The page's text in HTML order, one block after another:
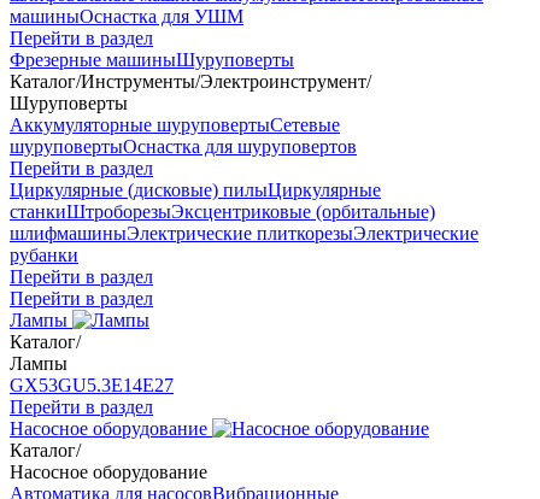
машиныОснастка для УШМ
Перейти в раздел
Фрезерные машиныШуруповерты
Каталог/Инструменты/Электроинструмент/
Шуруповерты
Аккумуляторные шуруповертыСетевые
шуруповертыОснастка для шуруповертов
Перейти в раздел
Циркулярные (дисковые) пилыЦиркулярные
станкиШтроборезыЭксцентриковые (орбитальные)
шлифмашиныЭлектрические плиткорезыЭлектрические
рубанки
Перейти в раздел
Перейти в раздел
Лампы
Каталог/
Лампы
GX53GU5.3Е14Е27
Перейти в раздел
Насосное оборудование
Каталог/
Насосное оборудование
Автоматика для насосовВибрационные